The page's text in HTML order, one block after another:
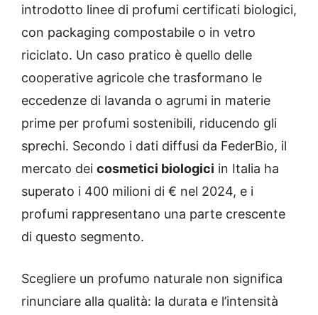
introdotto linee di profumi certificati biologici,
con packaging compostabile o in vetro
riciclato. Un caso pratico è quello delle
cooperative agricole che trasformano le
eccedenze di lavanda o agrumi in materie
prime per profumi sostenibili, riducendo gli
sprechi. Secondo i dati diffusi da FederBio, il
mercato dei cosmetici biologici in Italia ha
superato i 400 milioni di € nel 2024, e i
profumi rappresentano una parte crescente
di questo segmento.
Scegliere un profumo naturale non significa
rinunciare alla qualità: la durata e l’intensità